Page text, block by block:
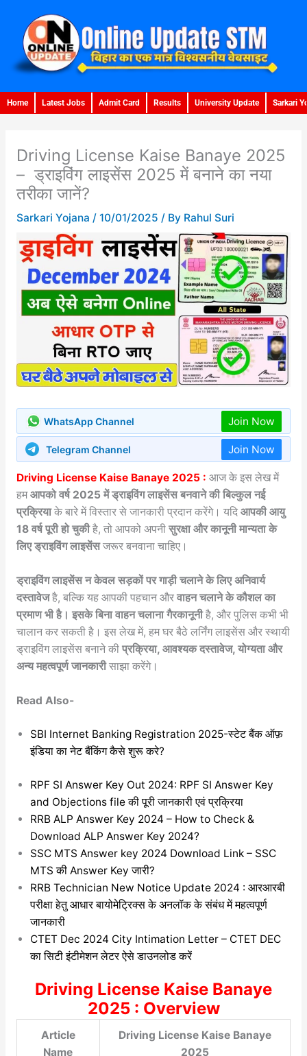
content
Home Latest Jobs Admit Card Results University Update Sarkari
Driving License Kaise Banaye 2025
– ड्राइविंग लाइसेंस 2025 में बनाने का नया
तरीका जानें?
Sarkari Yojana / 10/01/2025 / By Rahul Suri
WhatsApp Channel Join Now
Telegram Channel Join Now
Driving License Kaise Banaye 2025 : आज के इस लेख में
हमआपको वर्ष 2025 में ड्राइविंग लाइसेंस बनवाने की बिल्कुल नई
प्रक्रियाके बारे में विस्तार से जानकारी प्रदान करेंगे। यदि आपकी आयु
18 वर्ष पूरी हो चुकीहै, तो आपको अपनीसुरक्षा और कानूनी मान्यता के
लिए ड्राइविंग लाइसेंसजरूर बनवाना चाहिए।
ड्राइविंग लाइसेंस न केवल सड़कों पर गाड़ी चलाने के लिए अनिवार्य
दस्तावेजहै, बल्कि यह आपकी पहचान औरवाहन चलाने के कौशल का
प्रमाण भी है। इसके बिना वाहन चलाना गैरकानूनीहै, और पुलिस कभी भी
चालान कर सकती है। इस लेख में, हम घर बैठे लर्निंग लाइसेंस और स्थायी
ड्राइविंग लाइसेंस बनाने की प्रक्रिया, आवश्यक दस्तावेज, योग्यता और
अन्य महत्वपूर्ण जानकारीसाझा करेंगे।
Read Also-
SBI Internet Banking Registration 2025-स्टेट बैंक ऑफ़
इंडिया का नेट बैंकिंग कैसे शुरू करे?
RPF SI Answer Key Out 2024: RPF SI Answer Key
and Objections file की पूरी जानकारी एवं प्रक्रिया
RRB ALP Answer Key 2024 – How to Check &
Download ALP Answer Key 2024?
SSC MTS Answer key 2024 Download Link – SSC
MTS की Answer Key जारी?
RRB Technician New Notice Update 2024 : आरआरबी
परीक्षा हेतु आधार बायोमेट्रिक्स के अनलॉक के संबंध में महत्वपूर्ण
जानकारी
CTET Dec 2024 City Intimation Letter – CTET DEC
का सिटी इंटीमेशन लेटर ऐसे डाउनलोड करें
Driving License Kaise Banaye
2025 : Overview
Article
Name
Driving License Kaise Banaye
2025